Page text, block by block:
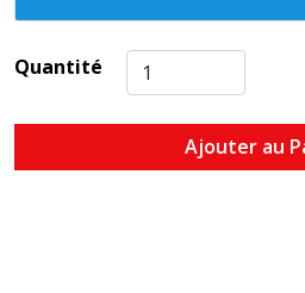
Quantité
Ajouter au